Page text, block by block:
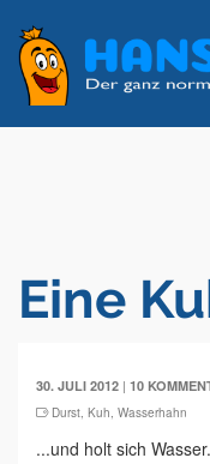
Eine
30. JULI 2012 | 10
Durst, Kuh, Wasserhahn
...und holt sich Wasser.